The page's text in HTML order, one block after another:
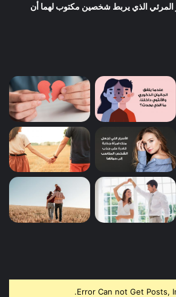
المرئي الذي يربط شخصين مكتوب لهما أن
Error Can not Get Posts,